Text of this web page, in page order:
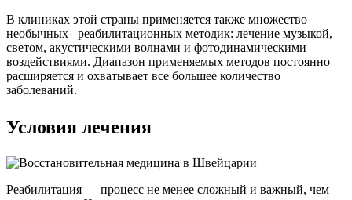
В клиниках этой страны применяется также множество
необычных реабилитационных методик: лечение музыкой,
светом, акустическими волнами и фотодинамическими
воздействиями. Диапазон применяемых методов постоянно
расширяется и охватывает все большее количество
заболеваний.
Условия лечения
Реабилитация — процесс не менее сложный и важный, чем